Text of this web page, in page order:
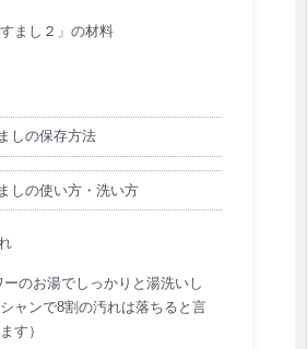
すまし２」の材料
しの保存方法
しの使い方・洗い方
のお湯でしっかりと湯洗いし
ャンで8割の汚れは落ちると言
す）